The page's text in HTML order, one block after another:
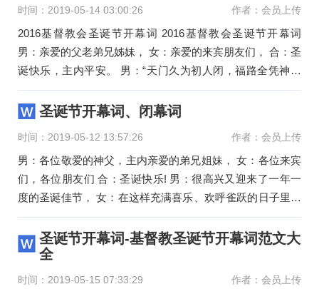
时间：2019-05-14 03:00:26 作者：会员上传
2016基督教会圣诞节开幕词 2016基督教会圣诞节开幕词
男：亲爱的父老弟兄姊妹， 女：亲爱的来宾朋友们， 合：圣
诞快乐，主内平安。 男：“天门久为初人闭，福路全凭神子
通。” 女：两千多年前
圣诞节开幕词、闭幕词
时间：2019-05-12 13:57:26 作者：会员上传
男：各位敬爱的神父，主内亲爱的弟兄姐妹， 女：各位来宾
们，各位朋友们 合：圣诞快乐! 男：很高兴又迎来了一年一
度的圣诞佳节， 女：在这样充满喜乐、欢呼雀跃的日子里，
男：我们的心像乐园，盛开
圣诞节开幕词-基督教圣诞节开幕词范文大
全
时间：2019-05-15 07:33:29 作者：会员上传